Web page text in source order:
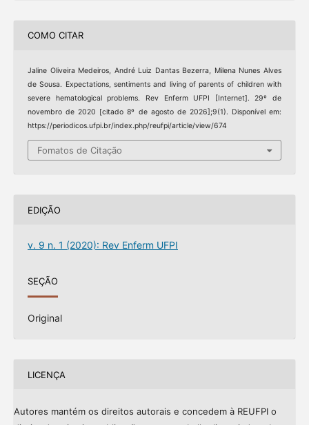
COMO CITAR
Jaline Oliveira Medeiros, André Luiz Dantas Bezerra, Milena Nunes Alves
de Sousa. Expectations, sentiments and living of parents of children with
severe hematological problems. Rev Enferm UFPI [Internet]. 29º de
novembro de 2020 [citado 8º de agosto de 2026];9(1). Disponível em:
https://periodicos.ufpi.br/index.php/reufpi/article/view/674
Fomatos de Citação
EDIÇÃO
v. 9 n. 1 (2020): Rev Enferm UFPI
SEÇÃO
Original
LICENÇA
Autores mantém os direitos autorais e concedem à REUFPI o